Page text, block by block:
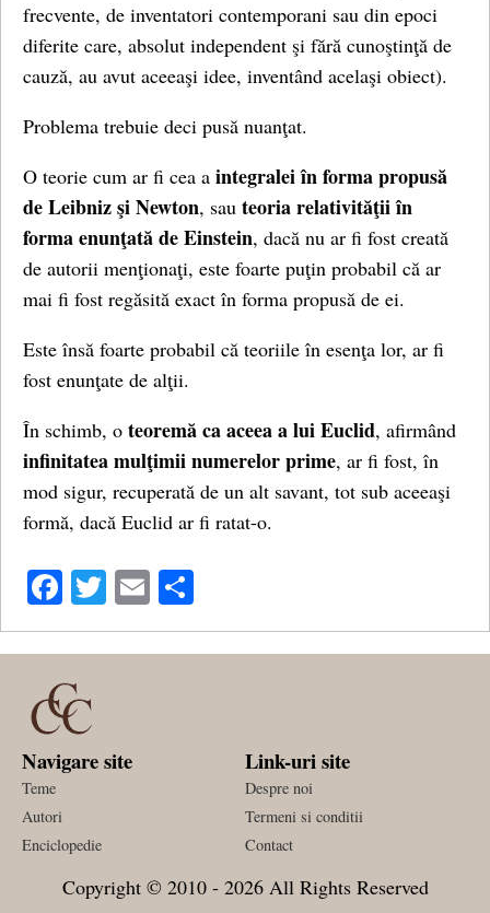
frecvente, de inventatori contemporani sau din epoci
diferite care, absolut independent şi fără cunoştinţă de
cauză, au avut aceeaşi idee, inventând acelaşi obiect).
Problema trebuie deci pusă nuanţat.
O teorie cum ar fi cea a integralei în forma propusă
de Leibniz şi Newton, sau teoriarelativităţii în
forma enunţată de Einstein, dacă nu ar fi fost creată
de autorii menţionaţi, este foarte puţin probabil că ar
mai fi fost regăsită exact în forma propusă de ei.
Este însă foarte probabil că teoriile în esenţa lor, ar fi
fost enunţate de alţii.
În schimb, o teoremă ca aceea a lui Euclid, afirmând
infinitatea mulţimii numerelorprime, ar fi fost, în
mod sigur, recuperată de un alt savant, tot sub aceeaşi
formă, dacă Euclid ar fi ratat-o.
Facebook
Twitter
Email
Navigare site
Teme
Autori
Enciclopedie
Link-uri site
Despre noi
Termeni si conditii
Contact
Copyright © 2010 - 2026 All Rights Reserved